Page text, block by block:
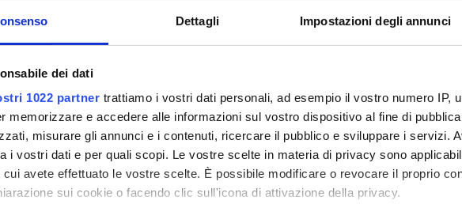
Dettagli Impostazioni degli annunci
dei dati
1022 partner trattiamo i vostri dati personali, ad esempio il vostro numero IP,
memorizzare e accedere alle informazioni sul vostro dispositivo al fine di
misurare gli annunci e i contenuti, ricercare il pubblico e sviluppare i servizi.
i vostri dati e per quali scopi. Le vostre scelte in materia di privacy sono
cui avete effettuato le vostre scelte. È possibile modificare o revocare il proprio
sui cookie o facendo clic sull'icona di attivazione della privacy.
L'insegnamento è mutuato dall'insegnamento
Storia contemporanea (i+p) - Modulo: I